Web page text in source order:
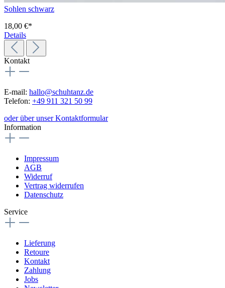
Sohlen schwarz
18,00 €*
Details
Kontakt
E-mail: hallo@schuhtanz.de
Telefon: +49 911 321 50 99
oder über unser Kontaktformular
Information
Impressum
AGB
Widerruf
Vertrag widerrufen
Datenschutz
Service
Lieferung
Retoure
Kontakt
Zahlung
Jobs